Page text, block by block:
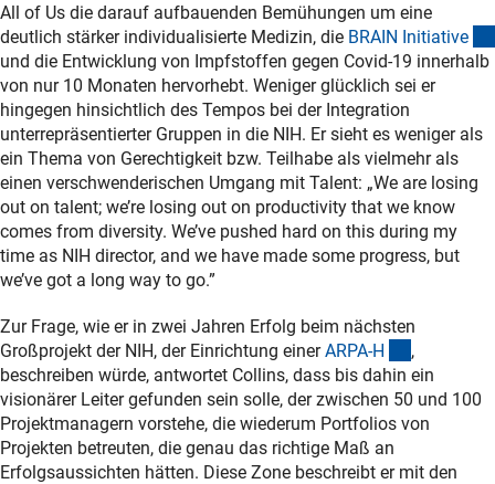
All of Us die darauf aufbauenden Bemühungen um eine
deutlich stärker individualisierte Medizin, die BRAIN Initiative
und die Entwicklung von Impfstoffen gegen Covid-19 innerhalb
von nur 10 Monaten hervorhebt. Weniger glücklich sei er
hingegen hinsichtlich des Tempos bei der Integration
unterrepräsentierter Gruppen in die NIH. Er sieht es weniger als
ein Thema von Gerechtigkeit bzw. Teilhabe als vielmehr als
einen verschwenderischen Umgang mit Talent: „We are losing
out on talent; we’re losing out on productivity that we know
comes from diversity. We’ve pushed hard on this during my
time as NIH director, and we have made some progress, but
we’ve got a long way to go.”
Zur Frage, wie er in zwei Jahren Erfolg beim nächsten
Großprojekt der NIH, der Einrichtung einerARPA-H
,
beschreiben würde, antwortet Collins, dass bis dahin ein
visionärer Leiter gefunden sein solle, der zwischen 50 und 100
Projektmanagern vorstehe, die wiederum Portfolios von
Projekten betreuten, die genau das richtige Maß an
Erfolgsaussichten hätten. Diese Zone beschreibt er mit den